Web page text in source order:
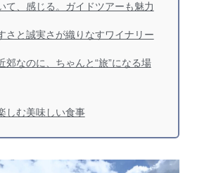
て、感じる。ガイドツアーも魅力
さと誠実さが織りなすワイナリー
郊なのに、ちゃんと“旅”になる場
しむ美味しい食事